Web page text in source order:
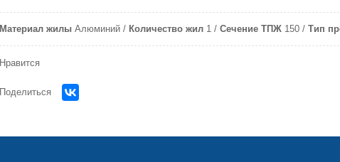
Материал жилы Алюминий Количество жил 1 Сечение ТПЖ 150 Тип
Нравится
Поделиться